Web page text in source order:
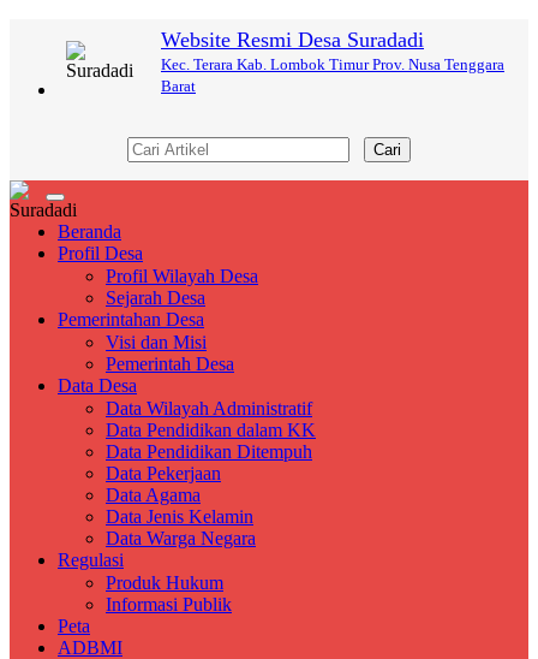
Website Resmi Desa Suradadi
Kec. Terara Kab. Lombok Timur Prov. Nusa Tenggara
Barat
Cari
Toggle
navigation
Beranda
Profil Desa
Profil Wilayah Desa
Sejarah Desa
Pemerintahan Desa
Visi dan Misi
Pemerintah Desa
Data Desa
Data Wilayah Administratif
Data Pendidikan dalam KK
Data Pendidikan Ditempuh
Data Pekerjaan
Data Agama
Data Jenis Kelamin
Data Warga Negara
Regulasi
Produk Hukum
Informasi Publik
Peta
ADBMI